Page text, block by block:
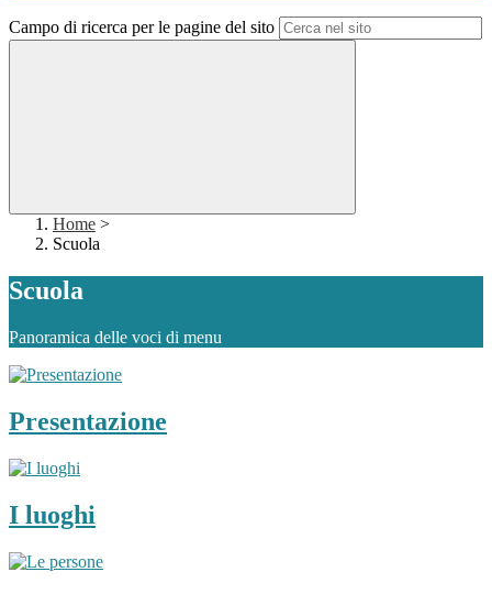
Campo di ricerca per le pagine del sito
Home >
Scuola
Scuola
Panoramica delle voci di menu
Presentazione
I luoghi